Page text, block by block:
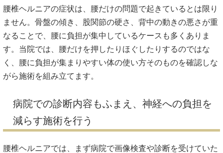
腰椎ヘルニアの症状は、腰だけの問題で起きているとは限り
ません。骨盤の傾き、股関節の硬さ、背中の動きの悪さが重
なることで、腰に負担が集中しているケースも多くありま
す。当院では、腰だけを押したりほぐしたりするのではな
く、腰に負担が集まりやすい体の使い方そのものを確認しな
がら施術を組み立てます。
病院での診断内容もふまえ、神経への負担を
減らす施術を行う
腰椎ヘルニアでは、まず病院で画像検査や診断を受けていた